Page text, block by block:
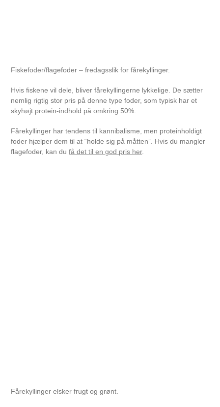
Fiskefoder/flagefoder – fredagsslik for fårekyllinger.
Hvis fiskene vil dele, bliver fårekyllingerne lykkelige. De sætter
nemlig rigtig stor pris på denne type foder, som typisk har et
skyhøjt protein-indhold på omkring 50%.
Fårekyllinger har tendens til kannibalisme, men proteinholdigt
foder hjælper dem til at “holde sig på måtten”. Hvis du mangler
flagefoder, kan dufå det til en god pris her.
Fårekyllinger elsker frugt og grønt.